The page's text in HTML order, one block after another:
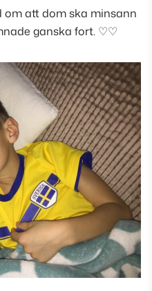
om att dom ska minsann
ganska fort. ♡♡